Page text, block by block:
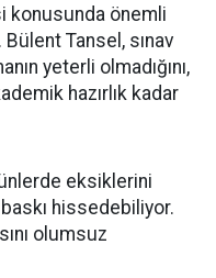
konusunda önemli
Tansel, sınav
yeterli olmadığını,
hazırlık kadar
eksiklerini
hissedebiliyor.
olumsuz